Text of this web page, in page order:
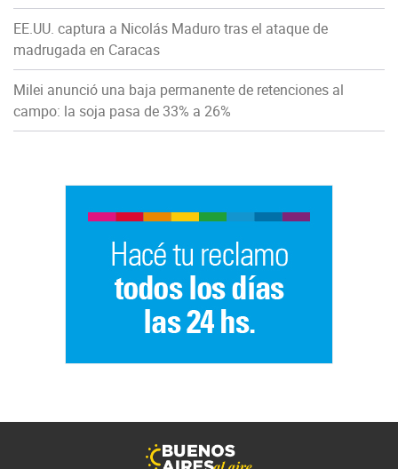
EE.UU. captura a Nicolás Maduro tras el ataque de
madrugada en Caracas
Milei anunció una baja permanente de retenciones al
campo: la soja pasa de 33% a 26%